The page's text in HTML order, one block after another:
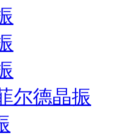
尔德晶振